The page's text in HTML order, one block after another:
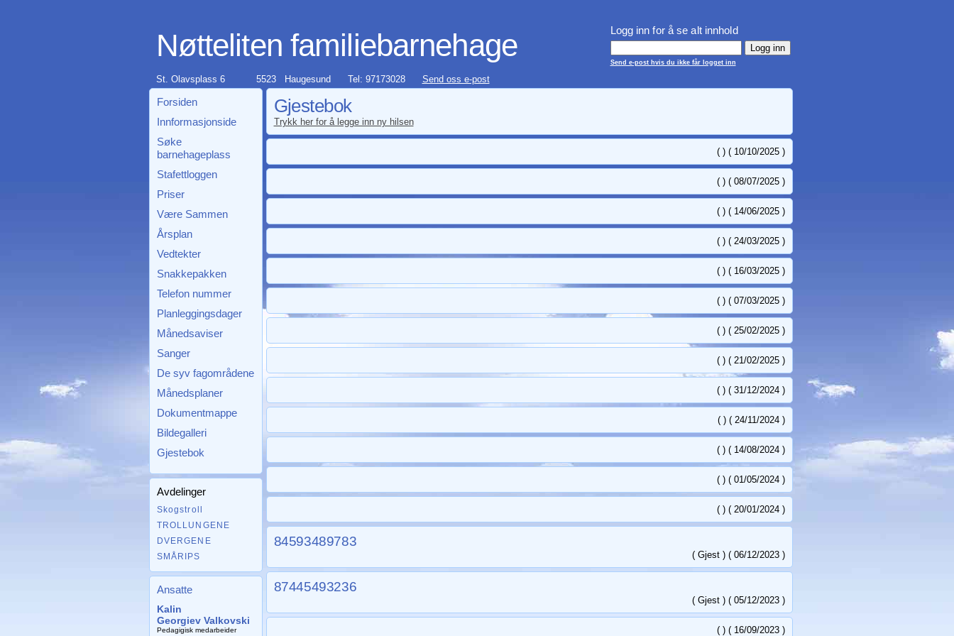
Nøtteliten familiebarnehage
St. Olavsplass 6 5523 Haugesund Tel: 97173028 Send oss e-post
Logg inn for å se alt innhold
Send e-post hvis du ikke får logget inn
Forsiden
Innformasjonside
Søke
barnehageplass
Stafettloggen
Priser
Være Sammen
Årsplan
Vedtekter
Snakkepakken
Telefon nummer
Planleggingsdager
Månedsaviser
Sanger
De syv fagområdene
Månedsplaner
Dokumentmappe
Bildegalleri
Gjestebok
Avdelinger
Skogstroll
TROLLUNGENE
DVERGENE
SMÅRIPS
Ansatte
Kalin
Georgiev Valkovski
Pedagigisk medarbeider
Gjestebok
Trykk her for å legge inn ny hilsen
( ) ( 10/10/2025 )
( ) ( 08/07/2025 )
( ) ( 14/06/2025 )
( ) ( 24/03/2025 )
( ) ( 16/03/2025 )
( ) ( 07/03/2025 )
( ) ( 25/02/2025 )
( ) ( 21/02/2025 )
( ) ( 31/12/2024 )
( ) ( 24/11/2024 )
( ) ( 14/08/2024 )
( ) ( 01/05/2024 )
( ) ( 20/01/2024 )
84593489783
( Gjest ) ( 06/12/2023 )
87445493236
( Gjest ) ( 05/12/2023 )
( ) ( 16/09/2023 )